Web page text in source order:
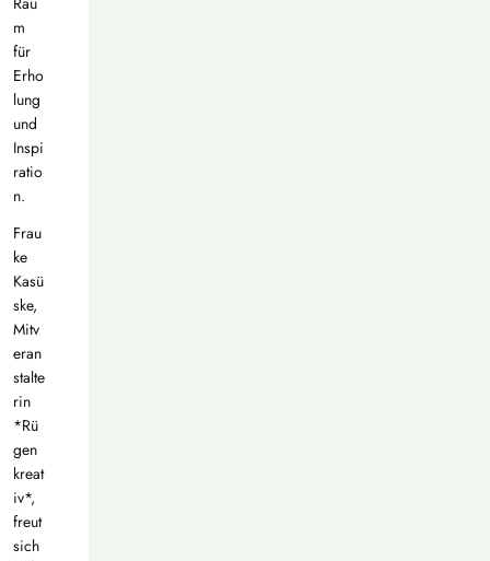
m
für
Erho
lung
und
Inspi
ratio
n.
Frau
ke
Kasü
ske,
Mitv
eran
stalte
rin
*Rü
gen
kreat
iv*,
freut
sich